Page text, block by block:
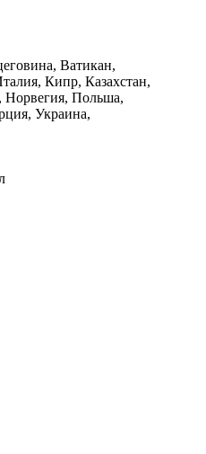
Ватикан,
Кипр, Казахстан,
Норвегия, Польша,
Украина,